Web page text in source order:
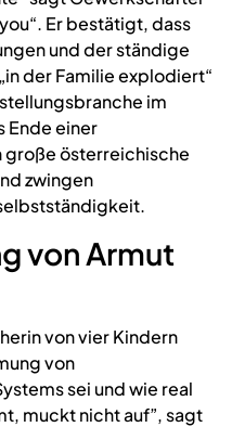
Er bestätigt, dass
und der ständige
der Familie explodiert“
im
Ende einer
große österreichische
zwingen
von Armut
von vier Kindern
von
sei und wie real
muckt nicht auf”, sagt